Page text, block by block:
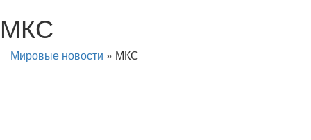
МКС
Мировые новости » МКС